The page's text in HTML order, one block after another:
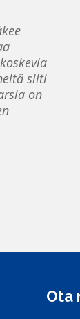
silti
on
Ota